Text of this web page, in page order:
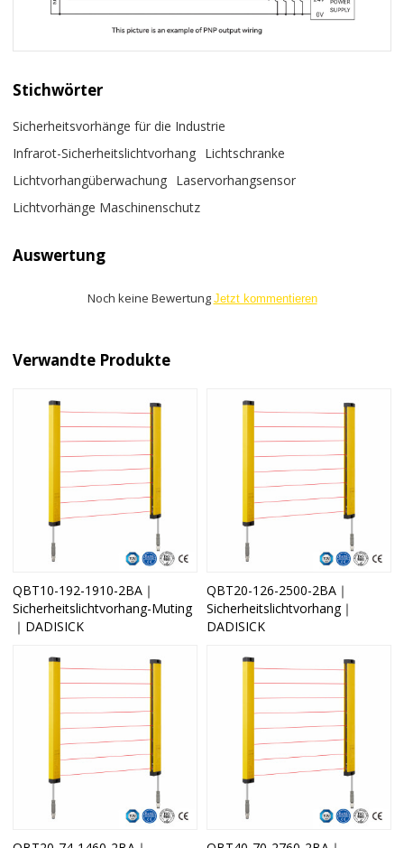
Stichwörter
Sicherheitsvorhänge für die Industrie
Infrarot-Sicherheitslichtvorhang Lichtschranke
Lichtvorhangüberwachung Laservorhangsensor
Lichtvorhänge Maschinenschutz
Auswertung
Noch keine Bewertung Jetzt kommentieren
Verwandte Produkte
QBT10-192-1910-2BA｜
Sicherheitslichtvorhang-Muting
｜DADISICK
QBT20-126-2500-2BA｜
Sicherheitslichtvorhang｜
DADISICK